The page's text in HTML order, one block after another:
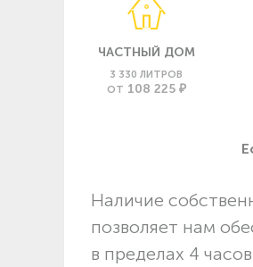
ЧАСТНЫЙ ДОМ
3 330 ЛИТРОВ
ОТ 108 225 ₽
Наличие
позволяет нам
в пределах 4